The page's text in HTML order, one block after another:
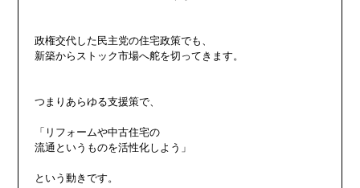
政権交代した民主党の住宅政策でも、
新築からストック市場へ舵を切ってきます。
つまりあらゆる支援策で、
「リフォームや中古住宅の
流通というものを活性化しよう」
という動きです。